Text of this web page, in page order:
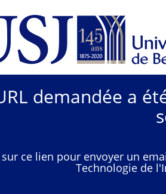
demandée a
sur ce lien pour envoyer un
Technologie de